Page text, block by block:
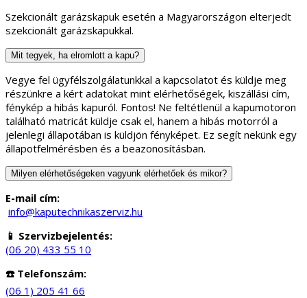
Szekcionált garázskapuk esetén a Magyarországon elterjedt
szekcionált garázskapukkal.
Mit tegyek, ha elromlott a kapu?
Vegye fel ügyfélszolgálatunkkal a kapcsolatot és küldje meg
részünkre a kért adatokat mint elérhetőségek, kiszállási cím,
fénykép a hibás kapuról. Fontos! Ne feltétlenül a kapumotoron
található matricát küldje csak el, hanem a hibás motorról a
jelenlegi állapotában is küldjön fényképet. Ez segít nekünk egy
állapotfelmérésben és a beazonosításban.
Milyen elérhetőségeken vagyunk elérhetőek és mikor?
E-mail cím:
info@kaputechnikaszerviz.hu
📱 Szervizbejelentés:
(06 20) 433 55 10
☎️ Telefonszám:
(06 1) 205 41 66